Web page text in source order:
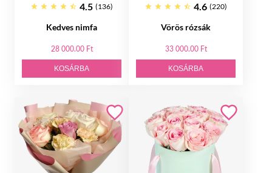
4.5 (136)
Kedves nimfa
28 000.00 Ft
KOSÁRBA
4.6 (220)
Vörös rózsák
33 000.00 Ft
KOSÁRBA